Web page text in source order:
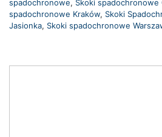
spadochronowe, Skoki
spadochronowe Kraków, Skoki
Jasionka, Skoki spadochronowe